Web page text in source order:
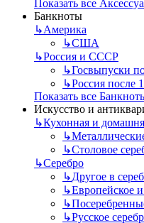
Показать все
Банкноты
↳Америка
↳США
↳Россия и СССР
↳Госвыпуски
↳Россия после
Показать все
Искусство и
↳Кухонная и
↳
↳Столовое
↳Серебро
↳Другое в
↳Европейское
↳
↳Русское